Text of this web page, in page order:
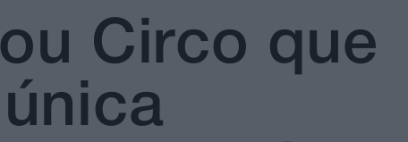
Circo que